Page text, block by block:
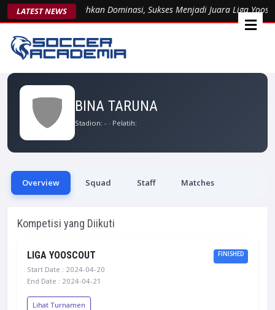
LATEST NEWS
Arsent 1963 Kukuhkan Dominasi, Sukses Menjadi Juara Liga
BINA TARUNA
Stadion: - · Pelatih:
Overview Squad Staff Matches
Kompetisi yang Diikuti
LIGA YOOSCOUT FINISHED
Start Date : 2024-04-20
End Date : 2024-04-21
Lihat Turnamen